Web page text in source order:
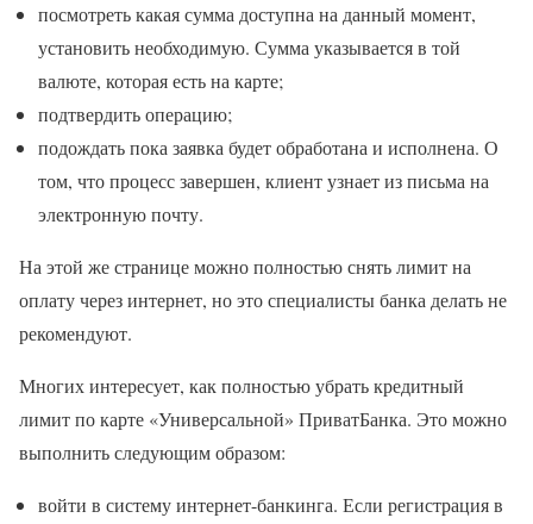
посмотреть какая сумма доступна на данный момент,
установить необходимую. Сумма указывается в той
валюте, которая есть на карте;
подтвердить операцию;
подождать пока заявка будет обработана и исполнена. О
том, что процесс завершен, клиент узнает из письма на
электронную почту.
На этой же странице можно полностью снять лимит на
оплату через интернет, но это специалисты банка делать не
рекомендуют.
Многих интересует, как полностью убрать кредитный
лимит по карте «Универсальной» ПриватБанка. Это можно
выполнить следующим образом:
войти в систему интернет-банкинга. Если регистрация в